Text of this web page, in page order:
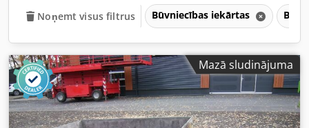
Noņemt visus filtrus Būvniecības iekārtas
Mazā sludinājuma